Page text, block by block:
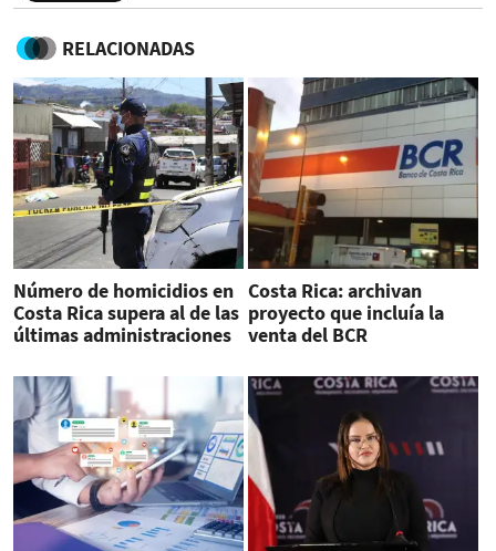
RELACIONADAS
Número de homicidios en
Costa Rica supera al de las
últimas administraciones
Costa Rica: archivan
proyecto que incluía la
venta del BCR